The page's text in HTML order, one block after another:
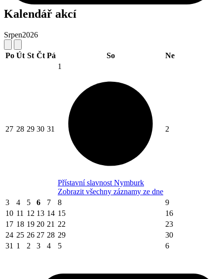
Kalendář akcí
Srpen2026
Po Út St Čt Pá So Ne
27 28 29 30 31
1
Přístavní slavnost Nymburk
Zobrazit všechny záznamy ze dne
2
3 4 5 6 7 8
9
10 11 12 13 14 15
16
17 18 19 20 21 22
23
24 25 26 27 28 29
30
31 1 2 3 4 5 6